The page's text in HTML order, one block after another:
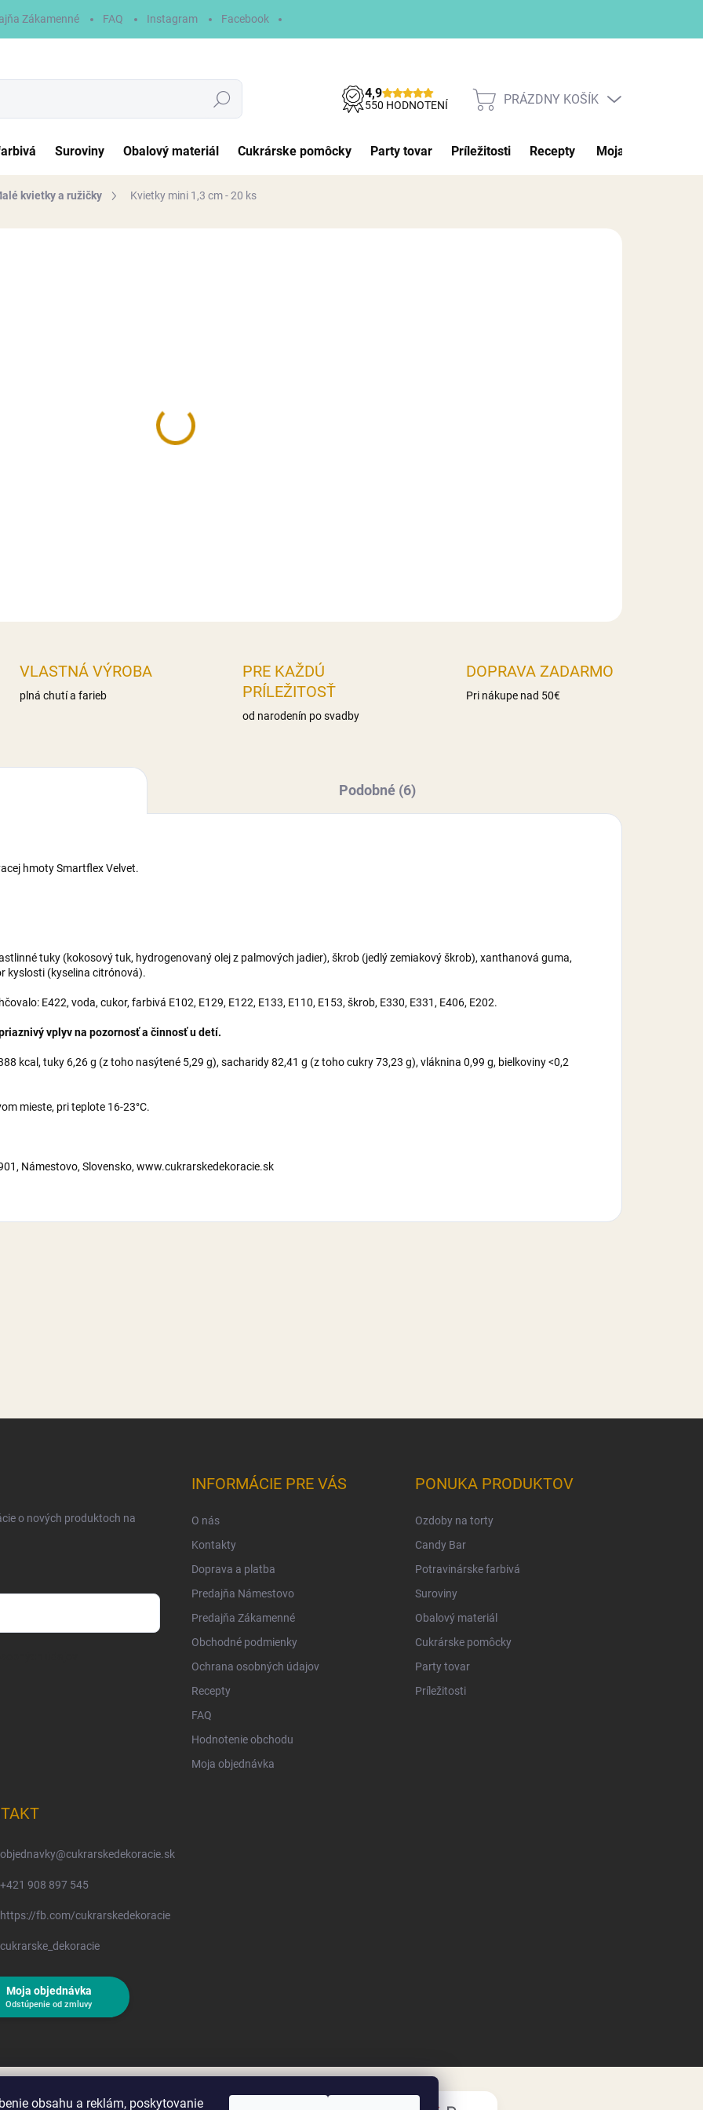
obsahu a reklám, poskytovanie
Zákamenné FAQ Instagram Facebook
Hľadať 4,9
550 HODNOTENÍ
NÁKUPNÝ
PRÁZDNY KOŠÍK
Suroviny Obalový materiál Cukrárske pomôcky Party tovar Príležitosti Recepty Moja objednávka
kvietky a ružičky Kvietky mini 1,3 cm - 20 ks
VLASTNÁ VÝROBA
plná chutí a farieb
PRE KAŽDÚ
PRÍLEŽITOSŤ
od narodenín po svadby
DOPRAVA ZADARMO
Pri nákupe nad 50€
Podobné (6)
hmoty Smartflex Velvet.
tuky (kokosový tuk, hydrogenovaný olej z palmových jadier), škrob (jedlý zemiakový škrob), xanthanová guma,
kyslosti (kyselina citrónová).
E422, voda, cukor, farbivá E102, E129, E122, E133, E110, E153, škrob, E330, E331, E406, E202.
vplyv na pozornosť a činnosť u detí.
kcal, tuky 6,26 g (z toho nasýtené 5,29 g), sacharidy 82,41 g (z toho cukry 73,23 g), vláknina 0,99 g, bielkoviny <0,2
mieste, pri teplote 16-23°C.
Námestovo, Slovensko, www.cukrarskedekoracie.sk
o nových produktoch na
INFORMÁCIE PRE VÁS
O nás
Kontakty
Doprava a platba
Predajňa Námestovo
Predajňa Zákamenné
Obchodné podmienky
Ochrana osobných údajov
Recepty
FAQ
Hodnotenie obchodu
Moja objednávka
PONUKA PRODUKTOV
Ozdoby na torty
Candy Bar
Potravinárske farbivá
Suroviny
Obalový materiál
Cukrárske pomôcky
Party tovar
Príležitosti
objednavky@cukrarskedekoracie.sk
+421 908 897 545
https://fb.com/cukrarskedekoracie
cukrarske_dekoracie
Moja objednávka
Odstúpenie od zmluvy